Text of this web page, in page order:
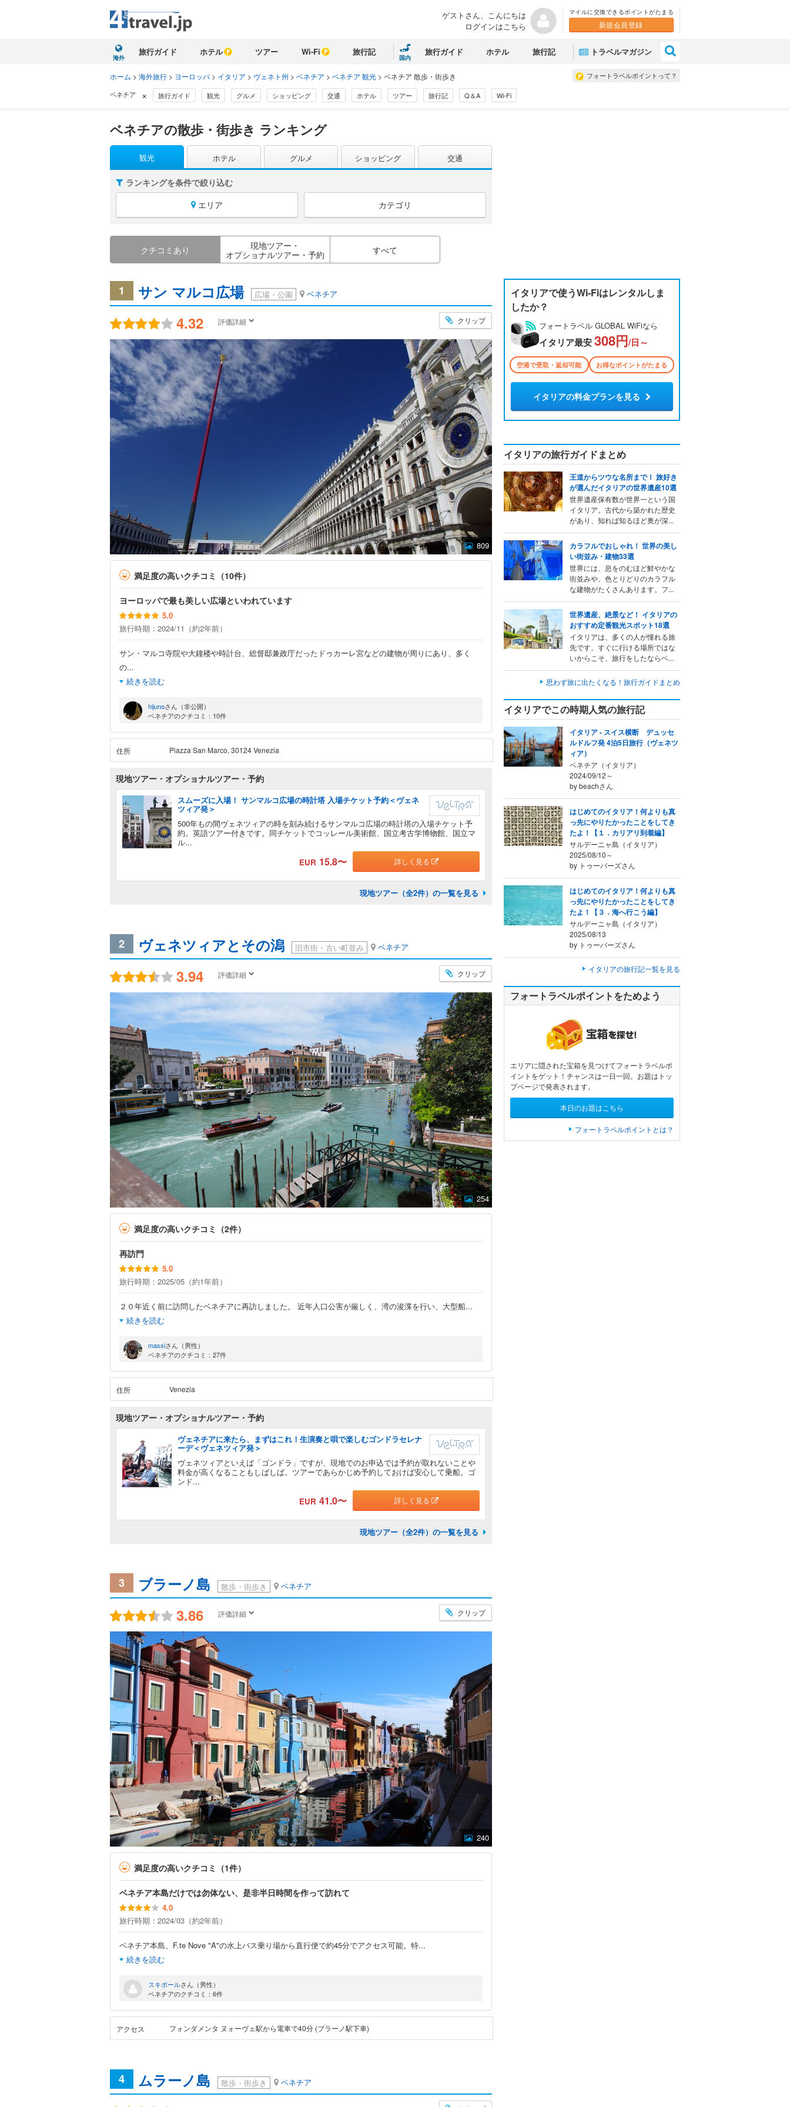
ゲストさん、こんにちは
ログインはこちら
マイルに交換できるポイントがたまる
新規会員登録
海外
旅行ガイド ホテル ツアー Wi-Fi 旅行記
国内
旅行ガイド ホテル 旅行記 トラベルマガジン
フォートラベルポイントって？
ホーム > 海外旅行 > ヨーロッパ> イタリア > ヴェネト州 > ベネチア > ベネチア 観光 > ベネチア 散歩・街歩き
ベネチア × 旅行ガイド 観光 グルメ ショッピング 交通 ホテル ツアー 旅行記 Q＆A Wi-Fi
ベネチアの散歩・街歩き ランキング
観光 ホテル グルメ ショッピング 交通
ランキングを条件で絞り込む
エリア
カテゴリ
クチコミあり
現地ツアー・
オプショナルツアー・予約
すべて
1 サン マルコ広場 広場・公園 ベネチア
4.32 評価詳細 クリップ
809
満足度の高いクチコミ（10件）
ヨーロッパで最も美しい広場といわれています
5.0
旅行時期：2024/11（約2年前）
サン・マルコ寺院や大鐘楼や時計台、総督邸兼政庁だったドゥカーレ宮などの建物が周りにあり、多く
の...
続きを読む
hijunoさん（非公開）
ベネチアのクチコミ：10件
住所 Piazza San Marco, 30124 Venezia
現地ツアー・オプショナルツアー・予約
スムーズに入場！ サンマルコ広場の時計塔 入場チケット予約＜ヴェネ
ツィア発＞
500年もの間ヴェネツィアの時を刻み続けるサンマルコ広場の時計塔の入場チケット予
約。英語ツアー付きです。同チケットでコッレール美術館、国立考古学博物館、国立マ
ル...
EUR 15.8〜 詳しく見る
現地ツアー（全2件）の一覧を見る
2 ヴェネツィアとその潟 旧市街・古い町並み ベネチア
3.94 評価詳細 クリップ
254
満足度の高いクチコミ（2件）
再訪門
5.0
旅行時期：2025/05（約1年前）
２０年近く前に訪問したベネチアに再訪しました。 近年人口公害が厳しく、湾の浚渫を行い、大型船...
続きを読む
massiさん（男性）
ベネチアのクチコミ：27件
住所 Venezia
現地ツアー・オプショナルツアー・予約
ヴェネチアに来たら、まずはこれ！生演奏と唄で楽しむゴンドラセレナ
ーデ＜ヴェネツィア発＞
ヴェネツィアといえば「ゴンドラ」ですが、現地でのお申込では予約が取れないことや
料金が高くなることもしばしば。ツアーであらかじめ予約しておけば安心して乗船。ゴ
ンド...
EUR 41.0〜 詳しく見る
現地ツアー（全2件）の一覧を見る
3 ブラーノ島 散歩・街歩き ベネチア
3.86 評価詳細 クリップ
240
満足度の高いクチコミ（1件）
ベネチア本島だけでは勿体ない、是非半日時間を作って訪れて
4.0
旅行時期：2024/03（約2年前）
ベネチア本島、F.te Nove "A"の水上バス乗り場から直行便で約45分でアクセス可能。特...
続きを読む
スキポールさん（男性）
ベネチアのクチコミ：6件
アクセス フォンダメンタ ヌォーヴェ駅から電車で40分 (ブラーノ駅下車)
4 ムラーノ島 散歩・街歩き ベネチア
イタリアで使うWi-Fiはレンタルしま
したか？
フォートラベル GLOBAL WiFiなら
イタリア最安308円/日～
空港で受取・返却可能 お得なポイントがたまる
イタリアの料金プランを見る
イタリアの旅行ガイドまとめ
王道からツウな名所まで！ 旅好き
が選んだイタリアの世界遺産10選
世界遺産保有数が世界一という国
イタリア。古代から築かれた歴史
があり、知れば知るほど奥が深...
カラフルでおしゃれ！ 世界の美し
い街並み・建物33選
世界には、息をのむほど鮮やかな
街並みや、色とりどりのカラフル
な建物がたくさんあります。フ...
世界遺産、絶景など！ イタリアの
おすすめ定番観光スポット18選
イタリアは、多くの人が憧れる旅
先です。すぐに行ける場所ではな
いからこそ、旅行をしたならベ...
思わず旅に出たくなる！旅行ガイドまとめ
イタリアでこの時期人気の旅行記
イタリア - スイス横断 デュッセ
ルドルフ発 4泊5日旅行（ヴェネツ
ィア）
ベネチア（イタリア）
2024/09/12～
by beachさん
はじめてのイタリア！何よりも真
っ先にやりたかったことをしてき
たよ！【１．カリアリ到着編】
サルデーニャ島（イタリア）
2025/08/10～
by トゥーバーズさん
はじめてのイタリア！何よりも真
っ先にやりたかったことをしてき
たよ！【３．海へ行こう編】
サルデーニャ島（イタリア）
2025/08/13
by トゥーバーズさん
イタリアの旅行記一覧を見る
フォートラベルポイントをためよう
エリアに隠された宝箱を見つけてフォートラベルポ
イントをゲット！チャンスは一日一回。お題はトッ
プページで発表されます。
本日のお題はこちら
フォートラベルポイントとは？